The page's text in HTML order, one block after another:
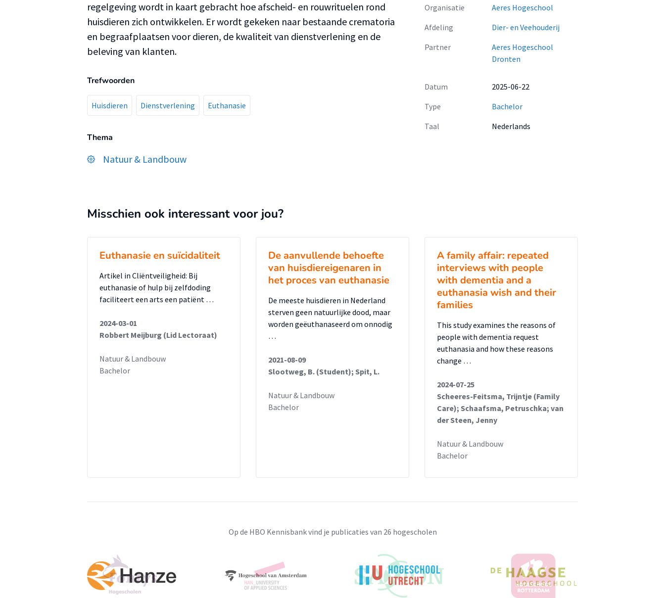
regelgeving wordt in kaart gebracht hoe afscheid- en rouwrituelen rond
huisdieren zich ontwikkelen. Er wordt gekeken naar bestaande crematoria
en begraafplaatsen voor dieren, de kwaliteit van dienstverlening en de
beleving van klanten.
Trefwoorden
Huisdieren Dienstverlening Euthanasie
Thema
Natuur & Landbouw
Organisatie
Aeres Hogeschool
Afdeling
Dier- en Veehouderij
Partner
Aeres Hogeschool
Dronten
Datum
2025-06-22
Type
Bachelor
Taal
Nederlands
Misschien ook interessant voor jou?
Euthanasie en suïcidaliteit
Artikel in Cliëntveiligheid: Bij
euthanasie of hulp bij zelfdoding
faciliteert een arts een patiënt …
2024-03-01
Robbert Meijburg (Lid Lectoraat)
Natuur & Landbouw
Bachelor
De aanvullende behoefte
van huisdiereigenaren in
het proces van euthanasie
De meeste huisdieren in Nederland
sterven geen natuurlijke dood, maar
worden geëuthanaseerd om onnodig
…
2021-08-09
Slootweg, B. (Student); Spit, L.
Natuur & Landbouw
Bachelor
A family affair: repeated
interviews with people
with dementia and a
euthanasia wish and their
families
This study examines the reasons of
people with dementia request
euthanasia and how these reasons
change …
2024-07-25
Scheeres-Feitsma, Trijntje (Family
Care); Schaafsma, Petruschka; van
der Steen, Jenny
Natuur & Landbouw
Bachelor
Op de HBO Kennisbank vind je publicaties van 26 hogescholen